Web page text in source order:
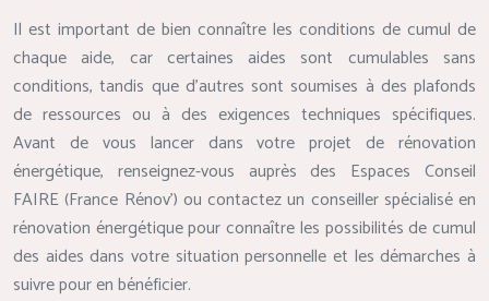
Il est important de bien connaître les conditions de cumul de
chaque aide, car certaines aides sont cumulables sans
conditions, tandis que d’autres sont soumises à des plafonds
de ressources ou à des exigences techniques spécifiques.
Avant de vous lancer dans votre projet de rénovation
énergétique, renseignez-vous auprès des Espaces Conseil
FAIRE (France Rénov’) ou contactez un conseiller spécialisé en
rénovation énergétique pour connaître les possibilités de cumul
des aides dans votre situation personnelle et les démarches à
suivre pour en bénéficier.